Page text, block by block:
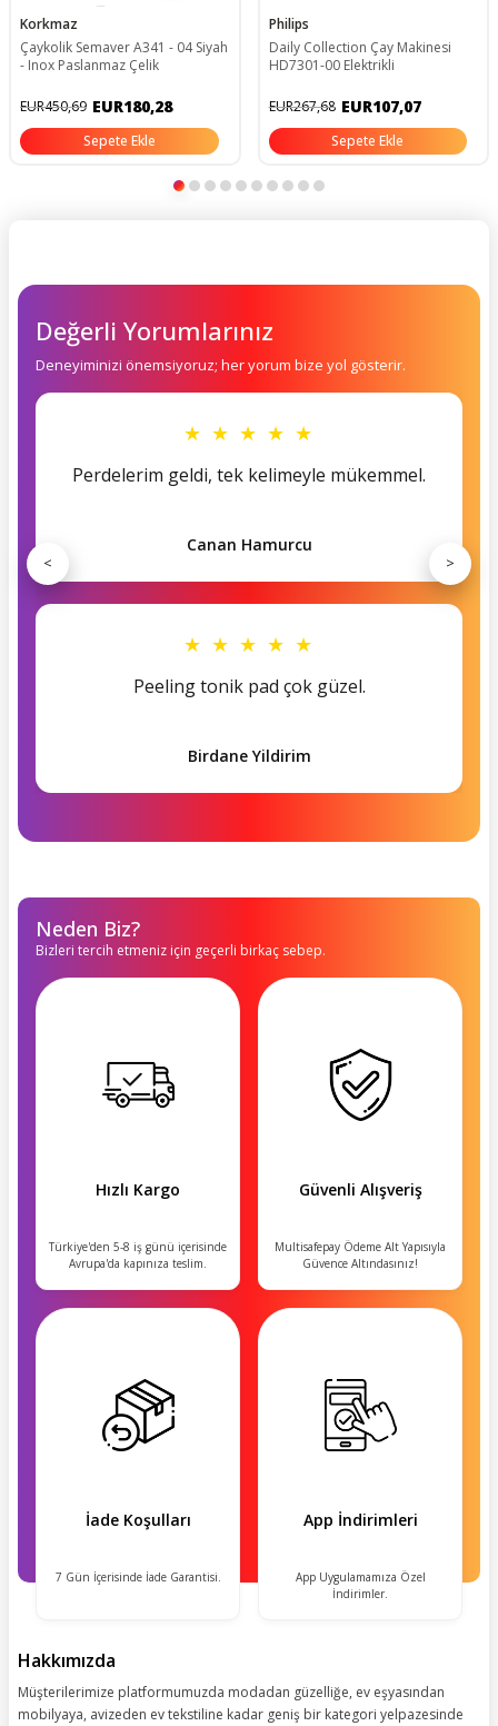
Korkmaz
Çaykolik Semaver A341 - 04 Siyah
- Inox Paslanmaz Çelik
EUR450,69 EUR180,28
Sepete Ekle
Philips
Daily Collection Çay Makinesi
HD7301-00 Elektrikli
EUR267,68 EUR107,07
Sepete Ekle
Değerli Yorumlarınız
Deneyiminizi önemsiyoruz; her yorum bize yol gösterir.
★ ★ ★ ★ ★
Perdelerim geldi, tek kelimeyle mükemmel.
Canan Hamurcu
★ ★ ★ ★ ★
Peeling tonik pad çok güzel.
Birdane Yildirim
< >
Neden Biz?
Bizleri tercih etmeniz için geçerli birkaç sebep.
Hızlı Kargo
Türkiye'den 5-8 iş günü içerisinde
Avrupa'da kapınıza teslim.
Güvenli Alışveriş
Multisafepay Ödeme Alt Yapısıyla
Güvence Altındasınız!
İade Koşulları
7 Gün İçerisinde İade Garantisi.
App İndirimleri
App Uygulamamıza Özel
İndirimler.
Hakkımızda
Müşterilerimize platformumuzda modadan güzelliğe, ev eşyasından
mobilyaya, avizeden ev tekstiline kadar geniş bir kategori yelpazesinde